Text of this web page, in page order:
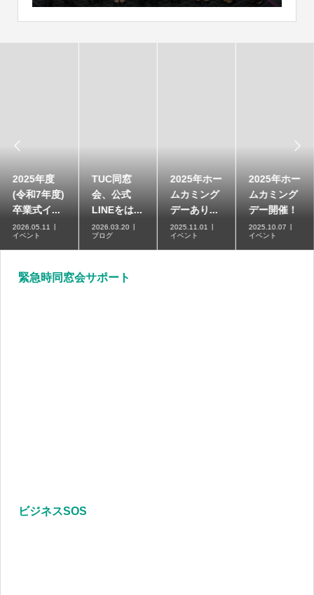

2025年度
(令和7年度)
卒業式イ...
2026.05.11
イベント
TUC同窓
会、公式
LINEをは...
2026.03.20
ブログ
2025年ホー
ムカミング
デーあり...
2025.11.01
イベント
2025年ホー
ムカミング
デー開催！
2025.10.07
イベント

緊急時同窓会サポート
ビジネスSOS